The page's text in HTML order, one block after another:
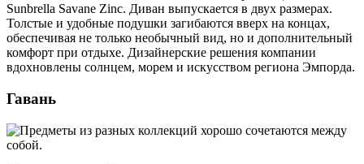
Sunbrella Savane Zinc. Диван выпускается в двух размерах.
Толстые и удобные подушки загибаются вверх на концах,
обеспечивая не только необычный вид, но и дополнительный
комфорт при отдыхе. Дизайнерские решения компании
вдохновлены солнцем, морем и искусством региона Эмпорда.
Гавань